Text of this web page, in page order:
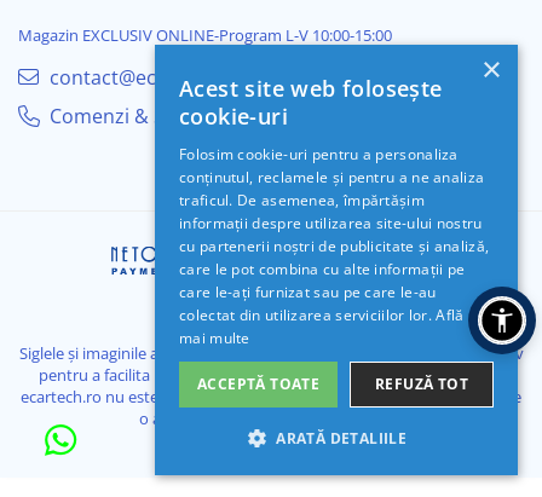
Magazin EXCLUSIV ONLINE-Program L-V 10:00-15:00
contact@ecartech.ro
Comenzi & Suport
Siglele și imaginile automobilelor de pe acest site sunt utilizate exclusiv
pentru a facilita identificarea sistemelor de navigație compatibile.
ecartech.ro nu este afiliat cu niciuna dintre aceste mărci și nu pretinde
o astfel de afiliere.© 2026 ecartech.ro
×
Acest site web folosește
cookie-uri
Folosim cookie-uri pentru a personaliza
conținutul, reclamele și pentru a ne analiza
traficul. De asemenea, împărtășim
informații despre utilizarea site-ului nostru
cu partenerii noștri de publicitate și analiză,
care le pot combina cu alte informații pe
care le-ați furnizat sau pe care le-au
colectat din utilizarea serviciilor lor.Află
mai multe
ACCEPTĂ TOATE REFUZĂ TOT
ARATĂ DETALIILE